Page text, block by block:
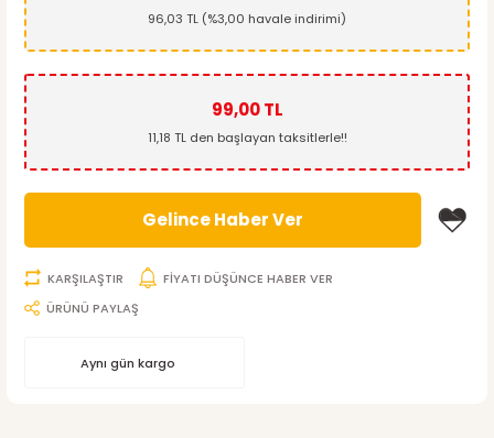
96,03 TL (%3,00 havale indirimi)
99,00 TL
11,18 TL den başlayan taksitlerle!!
Gelince Haber Ver
KARŞILAŞTIR
FİYATI DÜŞÜNCE HABER VER
ÜRÜNÜ PAYLAŞ
Aynı gün kargo